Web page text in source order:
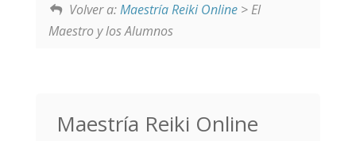
Volver a:Maestría Reiki Online> El
Maestro y los Alumnos
Maestría Reiki Online